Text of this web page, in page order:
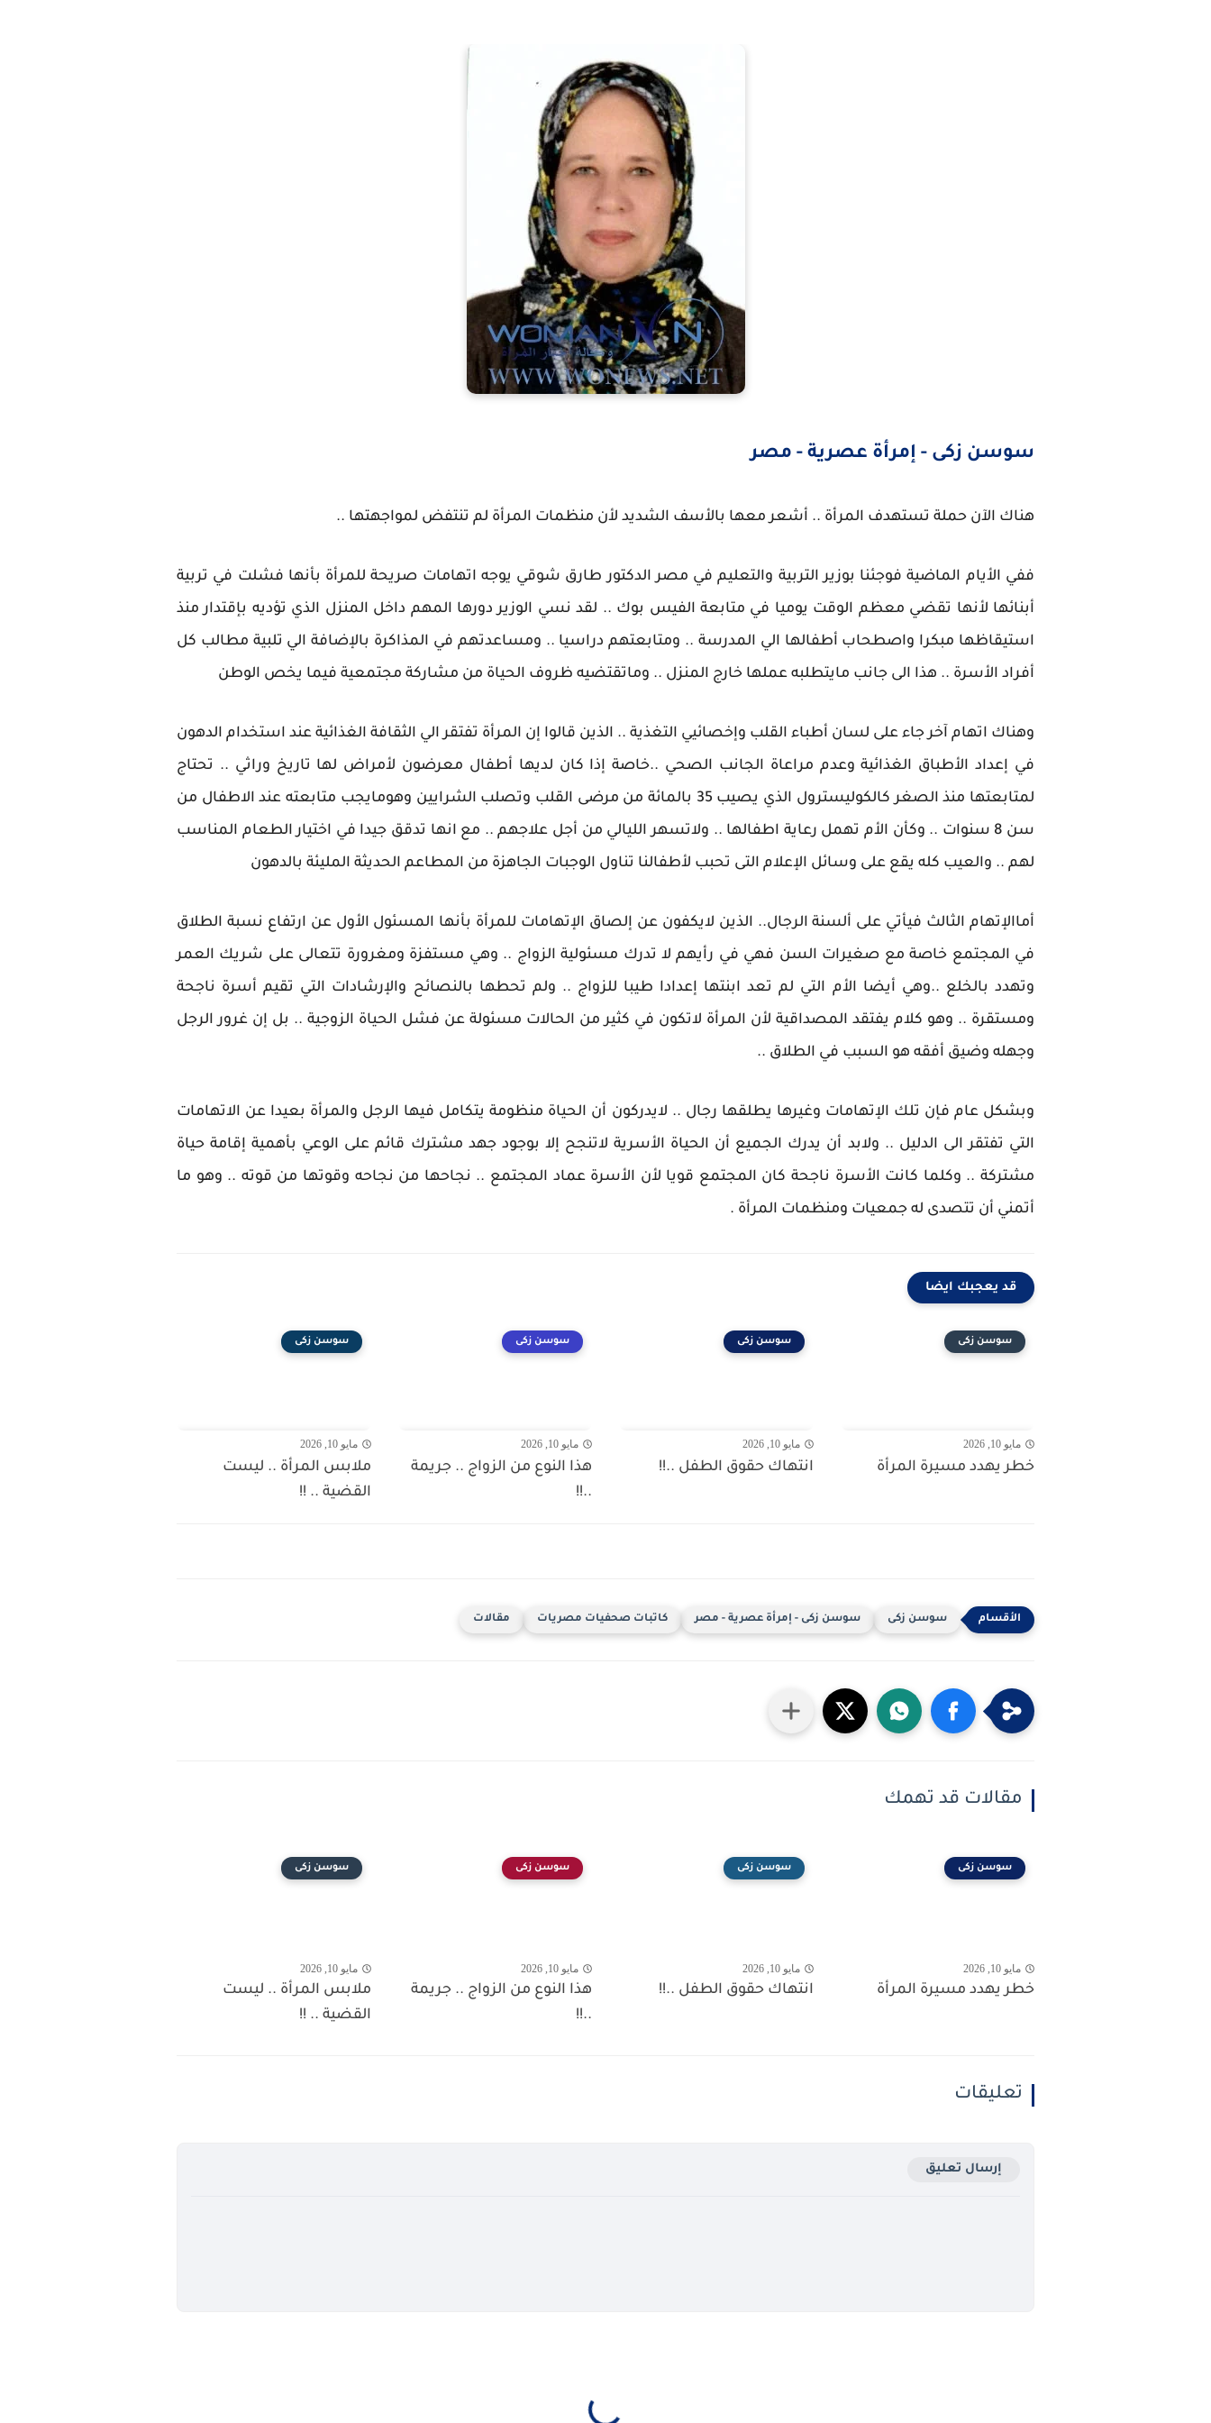
سوسن زكى - إمرأة عصرية - مصر
هناك الآن حملة تستهدف المرأة .. أشعر معها بالأسف الشديد لأن منظمات المرأة لم تنتفض لمواجهتها ..
ففي الأيام الماضية فوجئنا بوزير التربية والتعليم في مصر الدكتور طارق شوقي يوجه اتهامات صريحة للمرأة بأنها فشلت في تربية
أبنائها لأنها تقضي معظم الوقت يوميا في متابعة الفيس بوك .. لقد نسي الوزير دورها المهم داخل المنزل الذي تؤديه بإقتدار منذ
استيقاظها مبكرا واصطحاب أطفالها الي المدرسة .. ومتابعتهم دراسيا .. ومساعدتهم في المذاكرة بالإضافة الي تلبية مطالب كل
أفراد الأسرة .. هذا الى جانب مايتطلبه عملها خارج المنزل .. وماتقتضيه ظروف الحياة من مشاركة مجتمعية فيما يخص الوطن
وهناك اتهام آخر جاء على لسان أطباء القلب وإخصائيي التغذية .. الذين قالوا إن المرأة تفتقر الي الثقافة الغذائية عند استخدام الدهون
في إعداد الأطباق الغذائية وعدم مراعاة الجانب الصحي ..خاصة إذا كان لديها أطفال معرضون لأمراض لها تاريخ وراثي .. تحتاج
لمتابعتها منذ الصغر كالكوليسترول الذي يصيب 35 بالمائة من مرضى القلب وتصلب الشرايين وهومايجب متابعته عند الاطفال من
سن 8 سنوات .. وكأن الأم تهمل رعاية اطفالها .. ولاتسهر الليالي من أجل علاجهم .. مع انها تدقق جيدا في اختيار الطعام المناسب
لهم .. والعيب كله يقع على وسائل الإعلام التى تحبب لأطفالنا تناول الوجبات الجاهزة من المطاعم الحديثة المليئة بالدهون
أماالإتهام الثالث فيأتي على ألسنة الرجال.. الذين لايكفون عن إلصاق الإتهامات للمرأة بأنها المسئول الأول عن ارتفاع نسبة الطلاق
في المجتمع خاصة مع صغيرات السن فهي في رأيهم لا تدرك مسئولية الزواج .. وهي مستفزة ومغرورة تتعالى على شريك العمر
وتهدد بالخلع ..وهي أيضا الأم التي لم تعد ابنتها إعدادا طيبا للزواج .. ولم تحطها بالنصائح والإرشادات التي تقيم أسرة ناجحة
ومستقرة .. وهو كلام يفتقد المصداقية لأن المرأة لاتكون في كثير من الحالات مسئولة عن فشل الحياة الزوجية .. بل إن غرور الرجل
وجهله وضيق أفقه هو السبب في الطلاق ..
وبشكل عام فإن تلك الإتهامات وغيرها يطلقها رجال .. لايدركون أن الحياة منظومة يتكامل فيها الرجل والمرأة بعيدا عن الاتهامات
التي تفتقر الى الدليل .. ولابد أن يدرك الجميع أن الحياة الأسرية لاتنجح إلا بوجود جهد مشترك قائم على الوعي بأهمية إقامة حياة
مشتركة .. وكلما كانت الأسرة ناجحة كان المجتمع قويا لأن الأسرة عماد المجتمع .. نجاحها من نجاحه وقوتها من قوته .. وهو ما
أتمني أن تتصدى له جمعيات ومنظمات المرأة .
قد يعجبك ايضا
سوسن زكى
مايو 10, 2026
خطر يهدد مسيرة المرأة
سوسن زكى
مايو 10, 2026
انتهاك حقوق الطفل ..!!
سوسن زكى
مايو 10, 2026
هذا النوع من الزواج .. جريمة
..!!
سوسن زكى
مايو 10, 2026
ملابس المرأة .. ليست
القضية .. !!
سوسن زكى سوسن زكى - إمرأة عصرية - مصر كاتبات صحفيات مصريات مقالات
مقالات قد تهمك
سوسن زكى
مايو 10, 2026
خطر يهدد مسيرة المرأة
سوسن زكى
مايو 10, 2026
انتهاك حقوق الطفل ..!!
سوسن زكى
مايو 10, 2026
هذا النوع من الزواج .. جريمة
..!!
سوسن زكى
مايو 10, 2026
ملابس المرأة .. ليست
القضية .. !!
تعليقات
إرسال تعليق